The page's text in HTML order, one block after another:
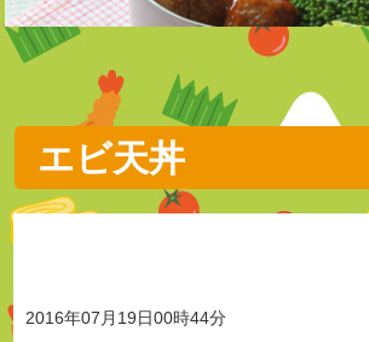
エビ天丼
2016年07月19日00時44分